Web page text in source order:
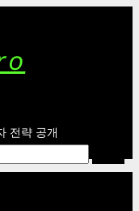
전략 공개